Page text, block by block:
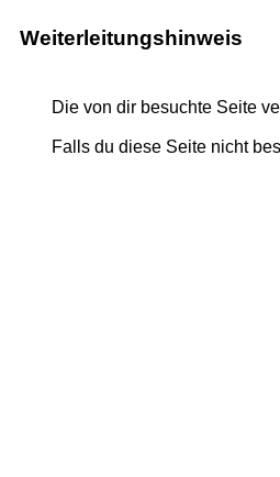
Weiterleitungshinweis
Die von dir besuchte Seite
Falls du diese Seite nicht